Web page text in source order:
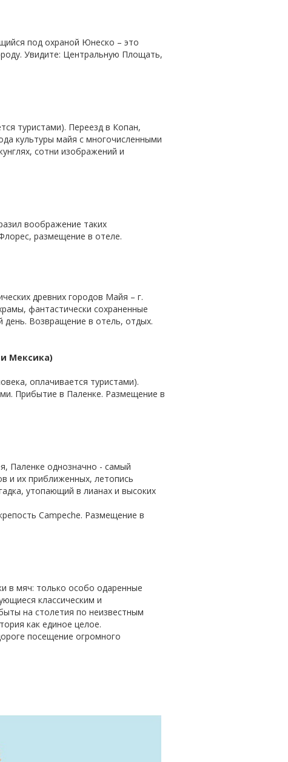
под охраной Юнеско – это
Увидите: Центральную Площать,
туристами). Переезд в Копан,
культуры майя с многочисленными
сотни изображений и
воображение таких
размещение в отеле.
древних городов Майя – г.
фантастически сохраненные
день. Возвращение в отель, отдых.
Мексика)
оплачивается туристами).
Прибытие в Паленке. Размещение в
Паленке однозначно - самый
и их приближенных, летопись
утопающий в лианах и высоких
Campeche. Размещение в
в мяч: только особо одаренные
классическим и
на столетия по неизвестным
как единое целое.
посещение огромного